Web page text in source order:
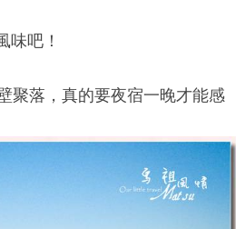
味吧！
聚落 ，真的要夜宿一晚才能感